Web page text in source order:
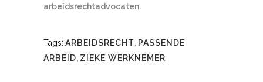
arbeidsrechtadvocaten.
Tags: ARBEIDSRECHT, PASSENDE
ARBEID, ZIEKE WERKNEMER